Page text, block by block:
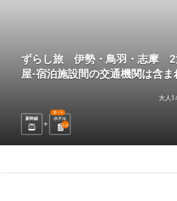
ずらし旅 伊勢・鳥羽・志摩
屋-宿泊施設間の交通機関は含ま
新幹線 ホテル
選べる
2泊
大人1